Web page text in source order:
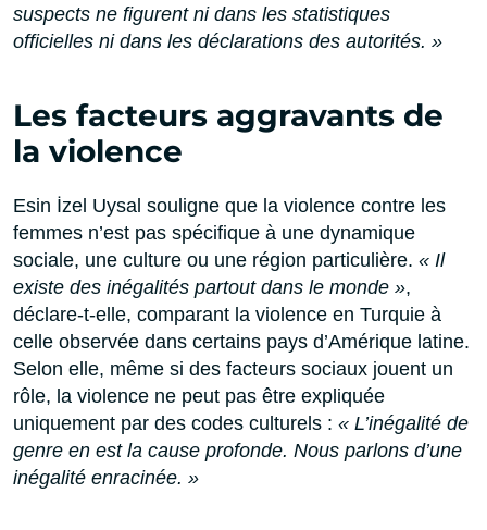
suspects ne figurent ni dans les statistiques
officielles ni dans les déclarations des autorités. »
Les facteurs aggravants de
la violence
Esin İzel Uysal souligne que la violence contre les
femmes n’est pas spécifique à une dynamique
sociale, une culture ou une région particulière. « Il
existe des inégalités partout dans le monde »,
déclare-t-elle, comparant la violence en Turquie à
celle observée dans certains pays d’Amérique latine.
Selon elle, même si des facteurs sociaux jouent un
rôle, la violence ne peut pas être expliquée
uniquement par des codes culturels : « L’inégalité de
genre en est la cause profonde. Nous parlons d’une
inégalité enracinée. »